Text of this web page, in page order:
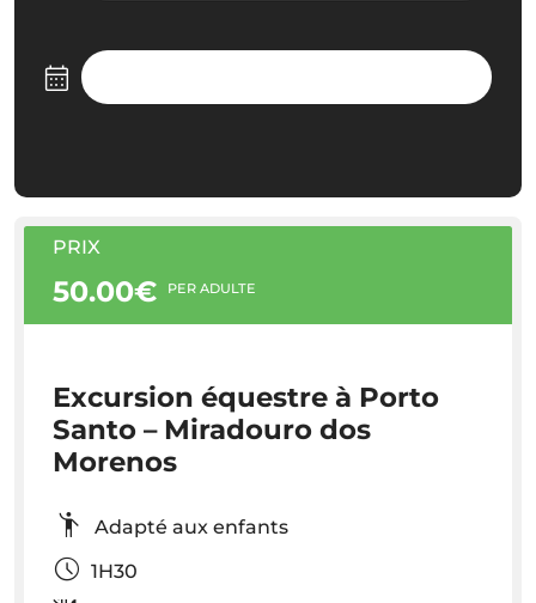
PRIX
50.00€ PER ADULTE
Excursion équestre à Porto
Santo – Miradouro dos
Morenos
Adapté aux enfants
1H30